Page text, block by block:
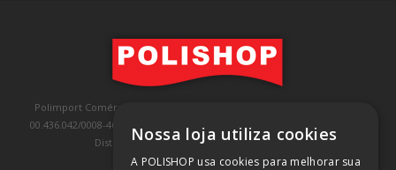
Polimport Comércio e Exportação LTDA, inscrita no CNPJ/MF sob o nº
00.436.042/0008-46, IE 407.458.707.103, com sede na Rua Kanebo, nº 175,
Distrito Industrial, Jundiaí/SP, CEP: 13213-090
Nossa loja utiliza cookies
A POLISHOP usa cookies para melhorar sua